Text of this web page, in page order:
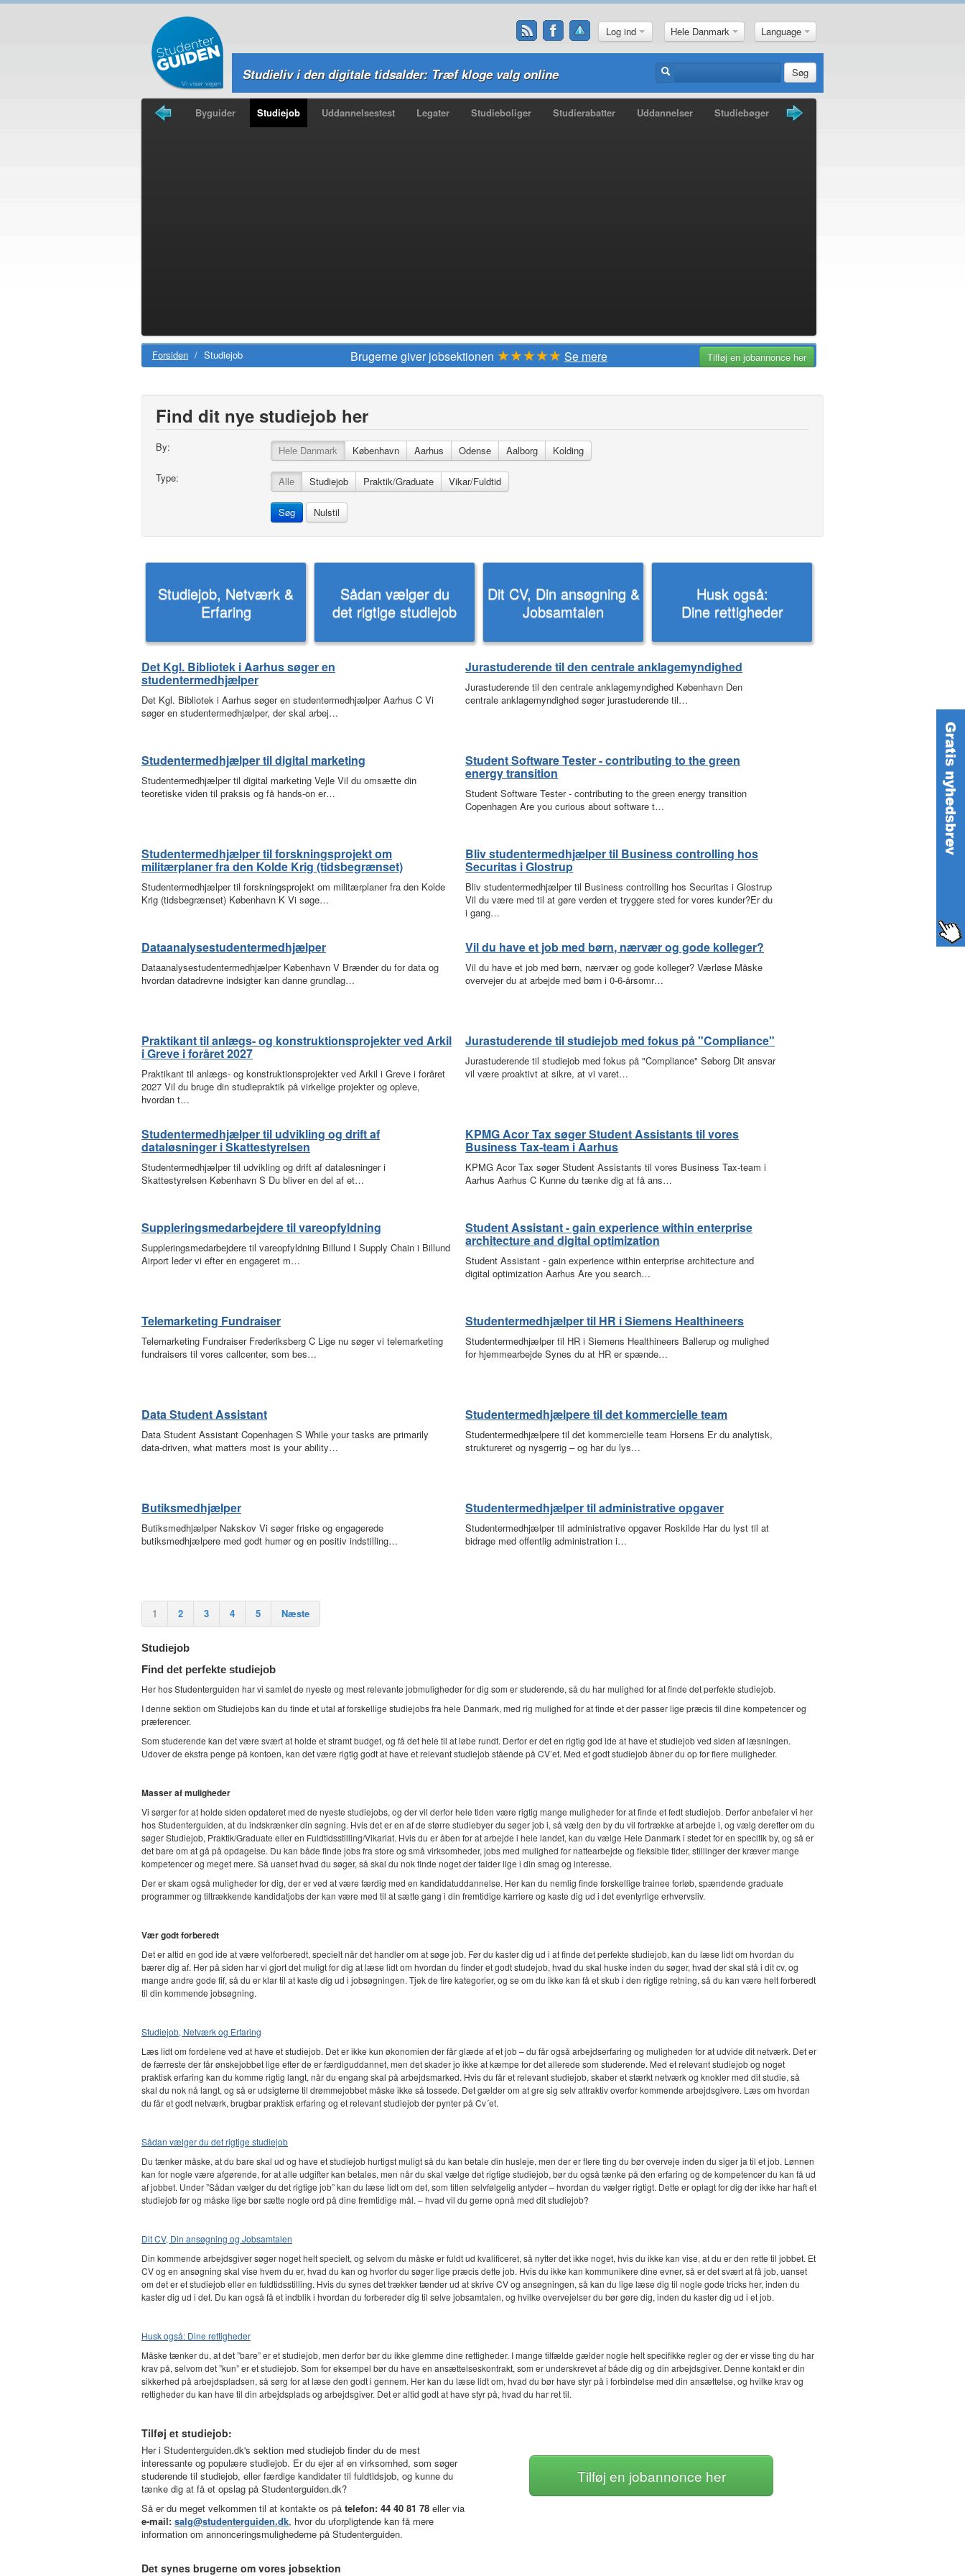
Log ind Hele Danmark Language
Studieliv i den digitale tidsalder: Træf kloge valg online Søg
Forsiden Byguider Studiejob Uddannelsestest Legater Studieboliger Studierabatter Uddannelser Studiebøger Guldkorn
Forsiden / Studiejob Brugerne giver jobsektionen ★★★★★ Se mere Tilføj en jobannonce her
Find dit nye studiejob her
By: Hele Danmark København Aarhus Odense Aalborg
Kolding
Type:
Alle Studiejob Praktik/Graduate Vikar/Fuldtid
Studiejob, Netværk &
Erfaring
Sådan vælger du
det rigtige studiejob
Dit CV, Din ansøgning &
Jobsamtalen
Husk også:
Dine rettigheder
Det Kgl. Bibliotek i Aarhus søger en
studentermedhjælper
Det Kgl. Bibliotek i Aarhus søger en studentermedhjælper Aarhus C Vi
søger en studentermedhjælper, der skal arbej…
Jurastuderende til den centrale anklagemyndighed
Jurastuderende til den centrale anklagemyndighed København Den
centrale anklagemyndighed søger jurastuderende til…
Studentermedhjælper til digital marketing
Studentermedhjælper til digital marketing Vejle Vil du omsætte din
teoretiske viden til praksis og få hands-on er…
Student Software Tester - contributing to the green
energy transition
Student Software Tester - contributing to the green energy transition
Copenhagen Are you curious about software t…
Studentermedhjælper til forskningsprojekt om
militærplaner fra den Kolde Krig (tidsbegrænset)
Studentermedhjælper til forskningsprojekt om militærplaner fra den Kolde
Krig (tidsbegrænset) København K Vi søge…
Bliv studentermedhjælper til Business controlling hos
Securitas i Glostrup
Bliv studentermedhjælper til Business controlling hos Securitas i Glostrup
Vil du være med til at gøre verden et tryggere sted for vores kunder?Er du
i gang…
Dataanalysestudentermedhjælper
Dataanalysestudentermedhjælper København V Brænder du for data og
hvordan datadrevne indsigter kan danne grundlag…
Vil du have et job med børn, nærvær og gode kolleger?
Vil du have et job med børn, nærvær og gode kolleger? Værløse Måske
overvejer du at arbejde med børn i 0-6-årsomr…
Praktikant til anlægs- og konstruktionsprojekter ved Arkil
i Greve i foråret 2027
Praktikant til anlægs- og konstruktionsprojekter ved Arkil i Greve i foråret
2027 Vil du bruge din studiepraktik på virkelige projekter og opleve,
hvordan t…
Jurastuderende til studiejob med fokus på "Compliance"
Jurastuderende til studiejob med fokus på "Compliance" Søborg Dit ansvar
vil være proaktivt at sikre, at vi varet…
Studentermedhjælper til udvikling og drift af
dataløsninger i Skattestyrelsen
Studentermedhjælper til udvikling og drift af dataløsninger i
Skattestyrelsen København S Du bliver en del af et…
KPMG Acor Tax søger Student Assistants til vores
Business Tax-team i Aarhus
KPMG Acor Tax søger Student Assistants til vores Business Tax-team i
Aarhus Aarhus C Kunne du tænke dig at få ans…
Suppleringsmedarbejdere til vareopfyldning
Suppleringsmedarbejdere til vareopfyldning Billund I Supply Chain i Billund
Airport leder vi efter en engageret m…
Student Assistant - gain experience within enterprise
architecture and digital optimization
Student Assistant - gain experience within enterprise architecture and
digital optimization Aarhus Are you search…
Telemarketing Fundraiser
Telemarketing Fundraiser Frederiksberg C Lige nu søger vi telemarketing
fundraisers til vores callcenter, som bes…
Studentermedhjælper til HR i Siemens Healthineers
Studentermedhjælper til HR i Siemens Healthineers Ballerup og mulighed
for hjemmearbejde Synes du at HR er spænde…
Data Student Assistant
Data Student Assistant Copenhagen S While your tasks are primarily
data-driven, what matters most is your ability…
Studentermedhjælpere til det kommercielle team
Studentermedhjælpere til det kommercielle team Horsens Er du analytisk,
struktureret og nysgerrig – og har du lys…
Butiksmedhjælper
Butiksmedhjælper Nakskov Vi søger friske og engagerede
butiksmedhjælpere med godt humør og en positiv indstilling…
Studentermedhjælper til administrative opgaver
Studentermedhjælper til administrative opgaver Roskilde Har du lyst til at
bidrage med offentlig administration i…
1 2 3 4 5 Næste
Studiejob
Find det perfekte studiejob
Her hos Studenterguiden har vi samlet de nyeste og mest relevante jobmuligheder for dig som er studerende, så du har mulighed for at finde det perfekte studiejob.
I denne sektion om Studiejobs kan du finde et utal af forskellige studiejobs fra hele Danmark, med rig mulighed for at finde et der passer lige præcis til dine kompetencer og
præferencer.
Som studerende kan det være svært at holde et stramt budget, og få det hele til at løbe rundt. Derfor er det en rigtig god ide at have et studiejob ved siden af læsningen.
Udover de ekstra penge på kontoen, kan det være rigtig godt at have et relevant studiejob stående på CV’et. Med et godt studiejob åbner du op for flere muligheder.
Masser af muligheder
Vi sørger for at holde siden opdateret med de nyeste studiejobs, og der vil derfor hele tiden være rigtig mange muligheder for at finde et fedt studiejob. Derfor anbefaler vi her
hos Studenterguiden, at du indskrænker din søgning. Hvis det er en af de større studiebyer du søger job i, så vælg den by du vil fortrække at arbejde i, og vælg derefter om du
søger Studiejob, Praktik/Graduate eller en Fuldtidsstilling/Vikariat. Hvis du er åben for at arbejde i hele landet, kan du vælge Hele Danmark i stedet for en specifik by, og så er
det bare om at gå på opdagelse. Du kan både finde jobs fra store og små virksomheder, jobs med mulighed for nattearbejde og fleksible tider, stillinger der kræver mange
kompetencer og meget mere. Så uanset hvad du søger, så skal du nok finde noget der falder lige i din smag og interesse.
Der er skam også muligheder for dig, der er ved at være færdig med en kandidatuddannelse. Her kan du nemlig finde forskellige trainee forløb, spændende graduate
programmer og tiltrækkende kandidatjobs der kan være med til at sætte gang i din fremtidige karriere og kaste dig ud i det eventyrlige erhvervsliv.
Vær godt forberedt
Det er altid en god ide at være velforberedt, specielt når det handler om at søge job. Før du kaster dig ud i at finde det perfekte studiejob, kan du læse lidt om hvordan du
bærer dig af. Her på siden har vi gjort det muligt for dig at læse lidt om hvordan du finder et godt studejob, hvad du skal huske inden du søger, hvad der skal stå i dit cv, og
mange andre gode fif, så du er klar til at kaste dig ud i jobsøgningen. Tjek de fire kategorier, og se om du ikke kan få et skub i den rigtige retning, så du kan være helt forberedt
til din kommende jobsøgning.
Studiejob, Netværk og Erfaring
Læs lidt om fordelene ved at have et studiejob. Det er ikke kun økonomien der får glæde af et job – du får også arbejdserfaring og muligheden for at udvide dit netværk. Det er
de færreste der får ønskejobbet lige efter de er færdiguddannet, men det skader jo ikke at kæmpe for det allerede som studerende. Med et relevant studiejob og noget
praktisk erfaring kan du komme rigtig langt, når du engang skal på arbejdsmarked. Hvis du får et relevant studiejob, skaber et stærkt netværk og knokler med dit studie, så
skal du nok nå langt, og så er udsigterne til drømmejobbet måske ikke så tossede. Det gælder om at gre sig selv attraktiv overfor kommende arbejdsgivere. Læs om hvordan
du får et godt netværk, brugbar praktisk erfaring og et relevant studiejob der pynter på Cv´et.
Sådan vælger du det rigtige studiejob
Du tænker måske, at du bare skal ud og have et studiejob hurtigst muligt så du kan betale din husleje, men der er flere ting du bør overveje inden du siger ja til et job. Lønnen
kan for nogle være afgørende, for at alle udgifter kan betales, men når du skal vælge det rigtige studiejob, bør du også tænke på den erfaring og de kompetencer du kan få ud
af jobbet. Under ”Sådan vælger du det rigtige job” kan du læse lidt om det, som titlen selvfølgelig antyder – hvordan du vælger rigtigt. Dette er oplagt for dig der ikke har haft et
studiejob før og måske lige bør sætte nogle ord på dine fremtidige mål. – hvad vil du gerne opnå med dit studiejob?
Dit CV, Din ansøgning og Jobsamtalen
Din kommende arbejdsgiver søger noget helt specielt, og selvom du måske er fuldt ud kvalificeret, så nytter det ikke noget, hvis du ikke kan vise, at du er den rette til jobbet. Et
CV og en ansøgning skal vise hvem du er, hvad du kan og hvorfor du søger lige præcis dette job. Hvis du ikke kan kommunikere dine evner, så er det svært at få job, uanset
om det er et studiejob eller en fuldtidsstilling. Hvis du synes det trækker tænder ud at skrive CV og ansøgningen, så kan du lige læse dig til nogle gode tricks her, inden du
kaster dig ud i det. Du kan også få et indblik i hvordan du forbereder dig til selve jobsamtalen, og hvilke overvejelser du bør gøre dig, inden du kaster dig ud i et job.
Husk også: Dine rettigheder
Måske tænker du, at det ”bare” er et studiejob, men derfor bør du ikke glemme dine rettigheder. I mange tilfælde gælder nogle helt specifikke regler og der er visse ting du har
krav på, selvom det ”kun” er et studiejob. Som for eksempel bør du have en ansættelseskontrakt, som er underskrevet af både dig og din arbejdsgiver. Denne kontakt er din
sikkerhed på arbejdspladsen, så sørg for at læse den godt i gennem. Her kan du læse lidt om, hvad du bør have styr på i forbindelse med din ansættelse, og hvilke krav og
rettigheder du kan have til din arbejdsplads og arbejdsgiver. Det er altid godt at have styr på, hvad du har ret til.
Tilføj et studiejob:
Her i Studenterguiden.dk's sektion med studiejob finder du de mest
interessante og populære studiejob. Er du ejer af en virksomhed, som søger
studerende til studiejob, eller færdige kandidater til fuldtidsjob, og kunne du
tænke dig at få et opslag på Studenterguiden.dk?
Så er du meget velkommen til at kontakte os på telefon: 44 40 81 78 eller via
e-mail: salg@studenterguiden.dk, hvor du uforpligtende kan få mere
information om annonceringsmulighederne på Studenterguiden.
Tilføj en jobannonce her
Det synes brugerne om vores jobsektion